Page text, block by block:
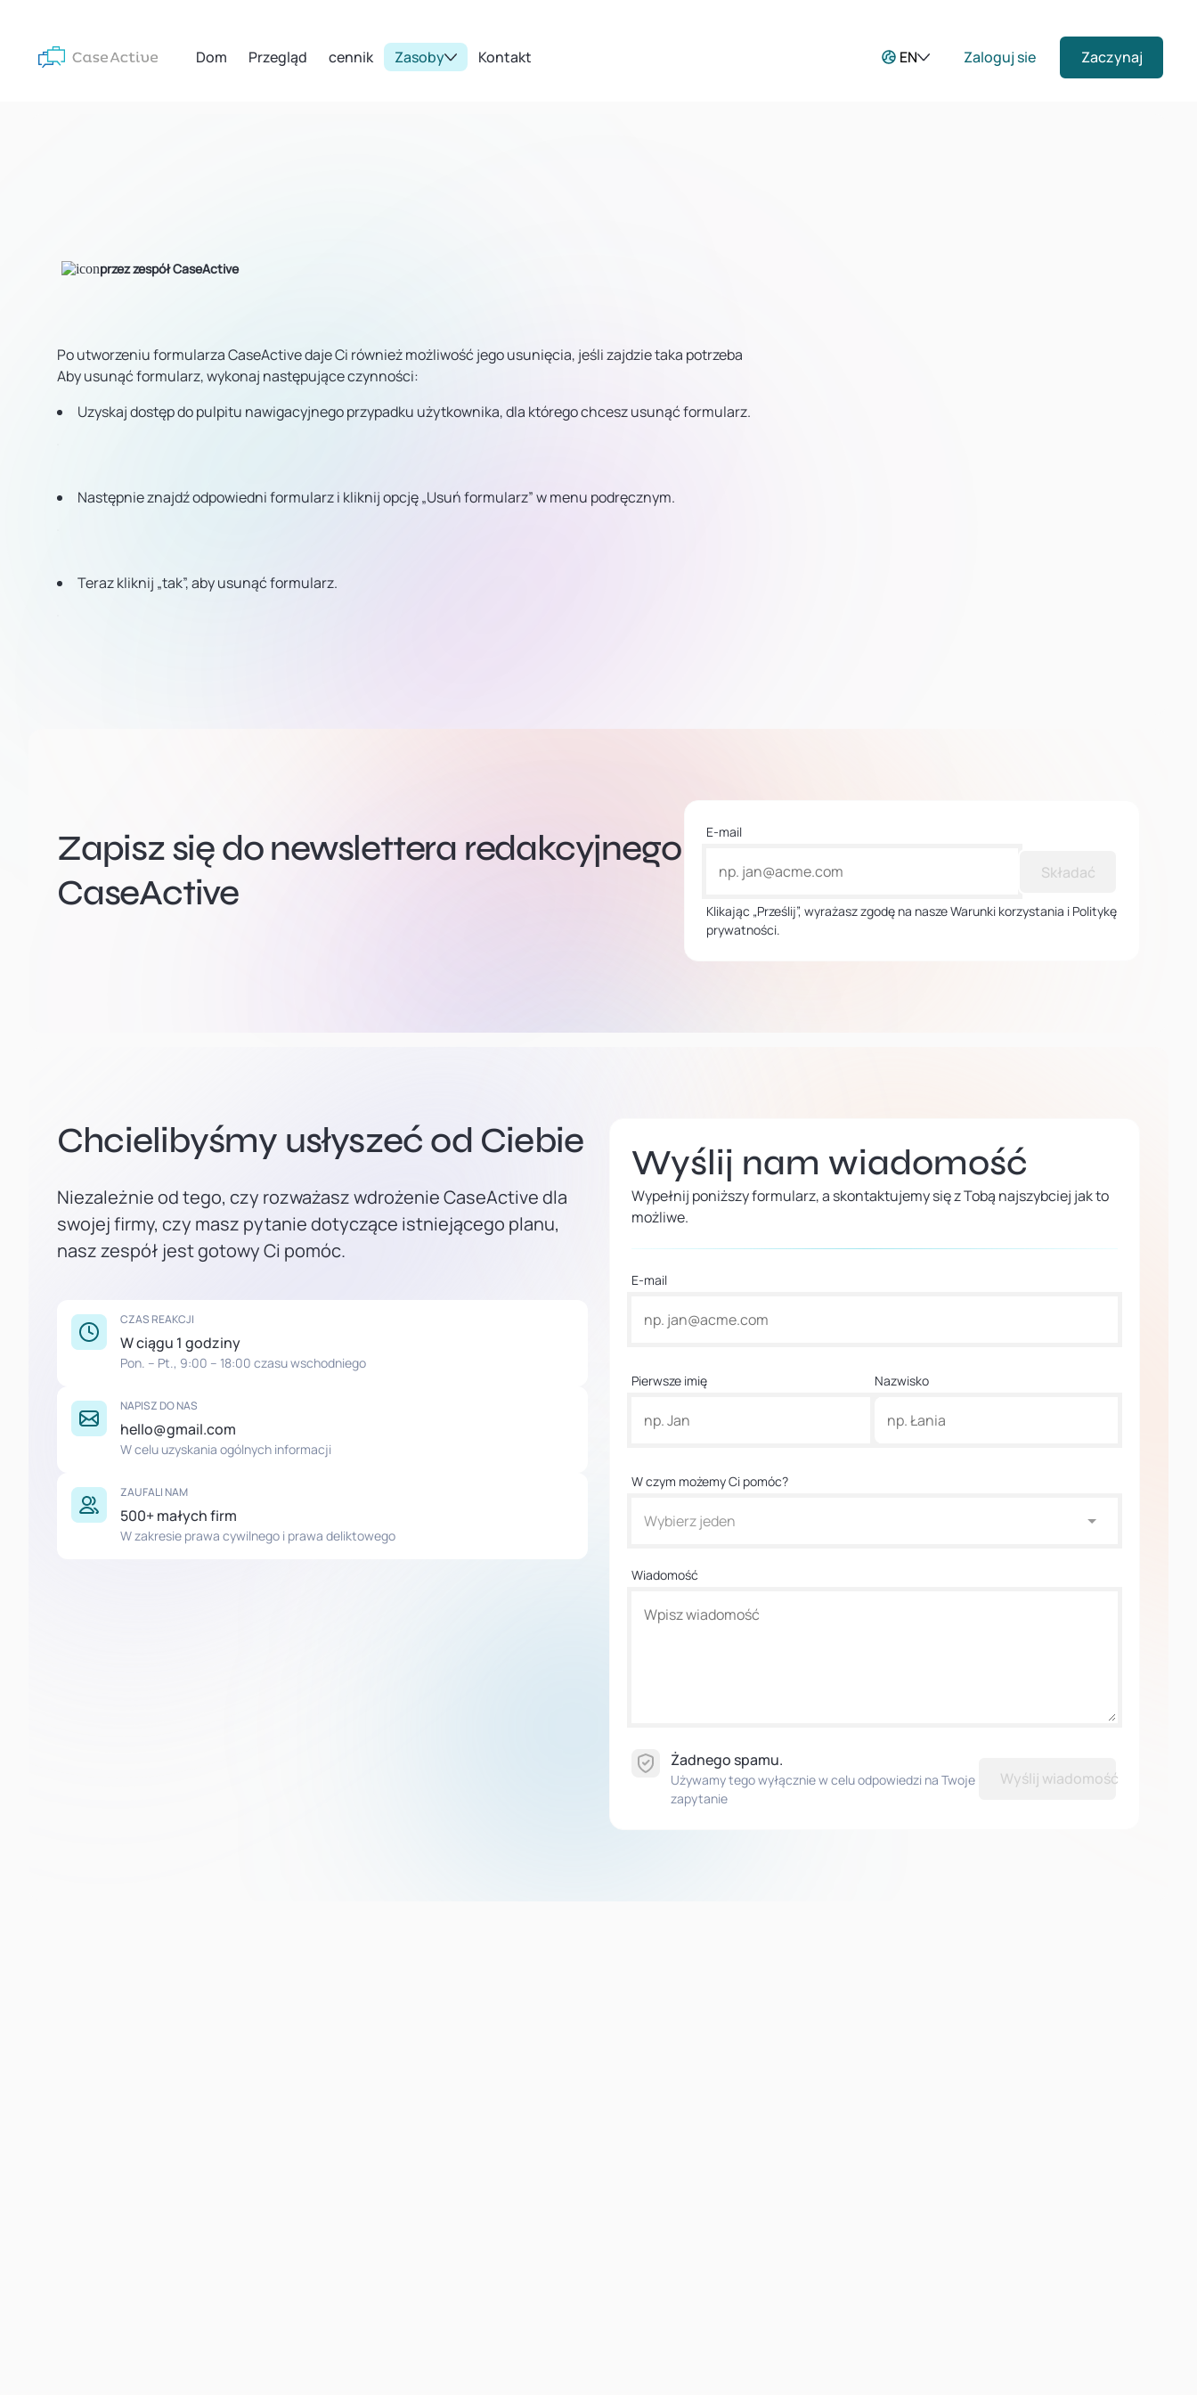
Dom Przegląd cennik Zasoby Kontakt EN Zaloguj sie Zaczynaj
przez zespół CaseActive
Po utworzeniu formularza CaseActive daje Ci również możliwość jego usunięcia, jeśli zajdzie taka potrzeba
Aby usunąć formularz, wykonaj następujące czynności:
Uzyskaj dostęp do pulpitu nawigacyjnego przypadku użytkownika, dla którego chcesz usunąć formularz.
Następnie znajdź odpowiedni formularz i kliknij opcję „Usuń formularz” w menu podręcznym.
Teraz kliknij „tak”, aby usunąć formularz.
Zapisz się do newslettera redakcyjnego
CaseActive
E-mail
Składać
Klikając „Prześlij”, wyrażasz zgodę na nasze Warunki korzystania i Politykę
prywatności.
Chcielibyśmy usłyszeć od Ciebie
Niezależnie od tego, czy rozważasz wdrożenie CaseActive dla
swojej firmy, czy masz pytanie dotyczące istniejącego planu,
nasz zespół jest gotowy Ci pomóc.
CZAS REAKCJI
W ciągu 1 godziny
Pon. – Pt., 9:00 – 18:00 czasu wschodniego
NAPISZ DO NAS
hello@gmail.com
W celu uzyskania ogólnych informacji
ZAUFALI NAM
500+ małych firm
W zakresie prawa cywilnego i prawa deliktowego
Wyślij nam wiadomość
Wypełnij poniższy formularz, a skontaktujemy się z Tobą najszybciej jak to
możliwe.
E-mail
Pierwsze imię Nazwisko
W czym możemy Ci pomóc?
Wybierz jeden
Wiadomość
Żadnego spamu.
Używamy tego wyłącznie w celu odpowiedzi na Twoje
zapytanie
Wyślij wiadomość